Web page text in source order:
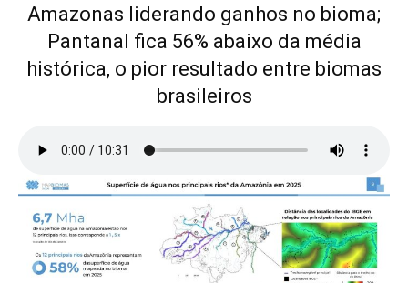
Amazonas liderando ganhos no bioma;
Pantanal fica 56% abaixo da média
histórica, o pior resultado entre biomas
brasileiros